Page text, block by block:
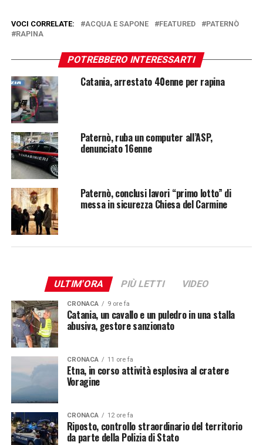
VOCI CORRELATE: ACQUA E SAPONE FEATURED
PATERNÒ
RAPINA
POTREBBERO INTERESSARTI
Catania, arrestato 40enne per rapina
Paternò, ruba un computer all’ASP,
denunciato 16enne
Paternò, conclusi lavori “primo lotto” di
messa in sicurezza Chiesa del Carmine
ULTIM'ORA PIÙ LETTI VIDEO
CRONACA 9 ore fa
Catania, un cavallo e un puledro in una stalla
abusiva, gestore sanzionato
CRONACA 11 ore fa
Etna, in corso attività esplosiva al cratere
Voragine
CRONACA 12 ore fa
Riposto, controllo straordinario del territorio
da parte della Polizia di Stato